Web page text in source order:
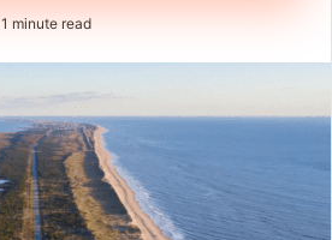
1 minute read